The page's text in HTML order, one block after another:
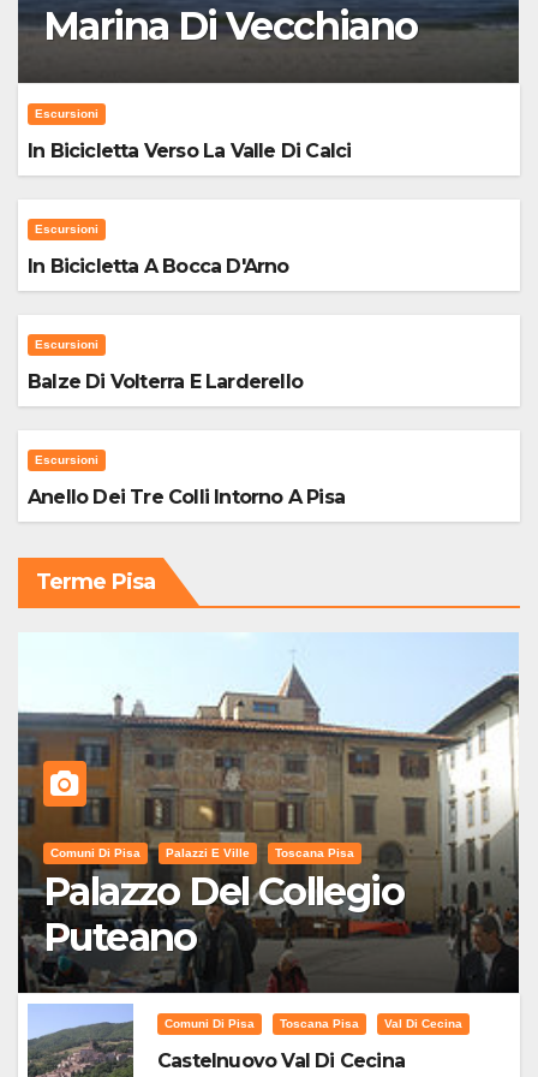
Marina Di Vecchiano
Escursioni
In Bicicletta Verso La Valle Di Calci
Escursioni
In Bicicletta A Bocca D'Arno
Escursioni
Balze Di Volterra E Larderello
Escursioni
Anello Dei Tre Colli Intorno A Pisa
Terme Pisa
Comuni Di Pisa Palazzi E Ville Toscana Pisa
Palazzo Del Collegio
Puteano
Comuni Di Pisa Toscana Pisa Val Di Cecina
Castelnuovo Val Di Cecina